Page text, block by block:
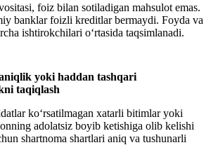
foiz bilan sotiladigan mahsulot emas.
banklar foizli kreditlar bermaydi. Foyda va
ishtirokchilari o‘rtasida taqsimlanadi.
yoki haddan tashqari
taqiqlash
ko‘rsatilmagan xatarli bitimlar yoki
adolatsiz boyib ketishiga olib kelishi
shartnoma shartlari aniq va tushunarli